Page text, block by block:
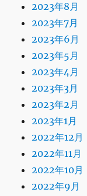
2023年8月
2023年7月
2023年6月
2023年5月
2023年4月
2023年3月
2023年2月
2023年1月
2022年12月
2022年11月
2022年10月
2022年9月